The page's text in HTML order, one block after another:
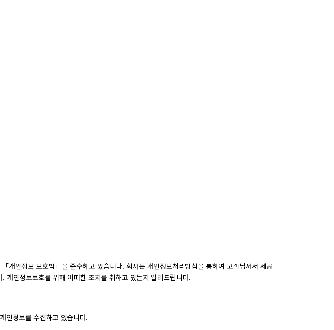
개인정보 보호법」을 준수하고 있습니다. 회사는 개인정보처리방침을 통하여 고객님께서 제공
개인정보보호를 위해 어떠한 조치를 취하고 있는지 알려드립니다.
인정보를 수집하고 있습니다.